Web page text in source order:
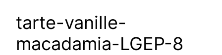
tarte-vanille-
macadamia-LGEP-8